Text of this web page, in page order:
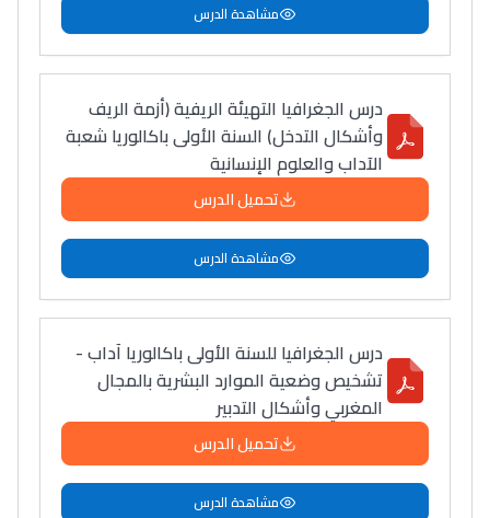
مشاهدة الدرس
درس الجغرافيا التهيئة الريفية (أزمة الريف
وأشكال التدخل) السنة الأولى باكالوريا شعبة
الآداب والعلوم الإنسانية
تحميل الدرس
مشاهدة الدرس
درس الجغرافيا للسنة الأولى باكالوريا آداب -
تشخيص وضعية الموارد البشرية بالمجال
المغربي وأشكال التدبير
تحميل الدرس
مشاهدة الدرس